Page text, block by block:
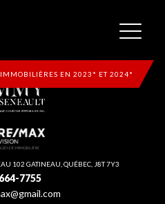
IMMOBILIÈRES EN 2023* ET 2024*
102 GATINEAU, QUÉBEC, J8T 7Y3
7755